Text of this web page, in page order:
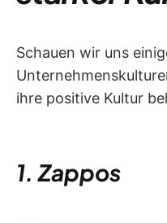
Schauen wir uns
ihre positive Kultur
1. Zappos